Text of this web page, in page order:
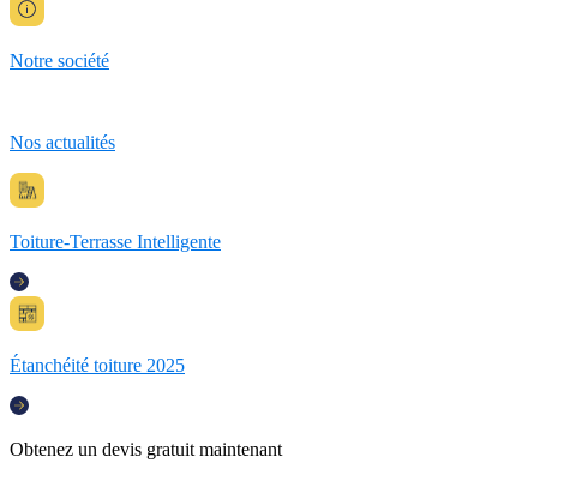
Notre société
Nos actualités
Toiture-Terrasse Intelligente
Étanchéité toiture 2025
Obtenez un devis gratuit maintenant